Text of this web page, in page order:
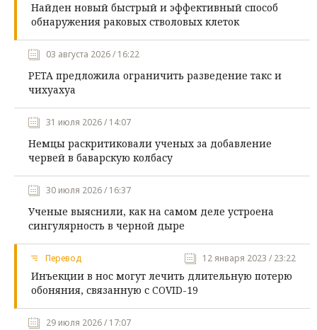
Найден новый быстрый и эффективный способ
обнаружения раковых стволовых клеток
03 августа 2026 / 16:22
PETA предложила ограничить разведение такс и
чихуахуа
31 июля 2026 / 14:07
Немцы раскритиковали ученых за добавление
червей в баварскую колбасу
30 июля 2026 / 16:37
Ученые выяснили, как на самом деле устроена
сингулярность в черной дыре
Перевод 12 января 2023 / 23:22
Инъекции в нос могут лечить длительную потерю
обоняния, связанную с COVID-19
29 июля 2026 / 17:07